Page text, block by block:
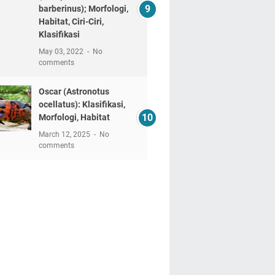
barberinus); Morfologi,
Habitat, Ciri-Ciri,
Klasifikasi
May 03, 2022
No
comments
Oscar (Astronotus
ocellatus): Klasifikasi,
Morfologi, Habitat
March 12, 2025
No
comments